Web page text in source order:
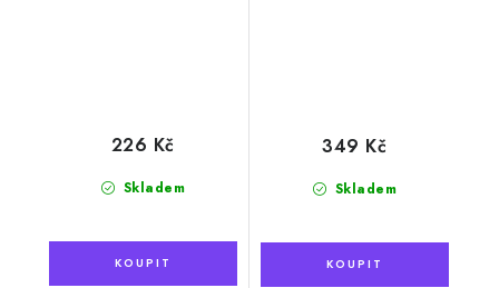
Skladem
226 Kč
Skladem
349 Kč